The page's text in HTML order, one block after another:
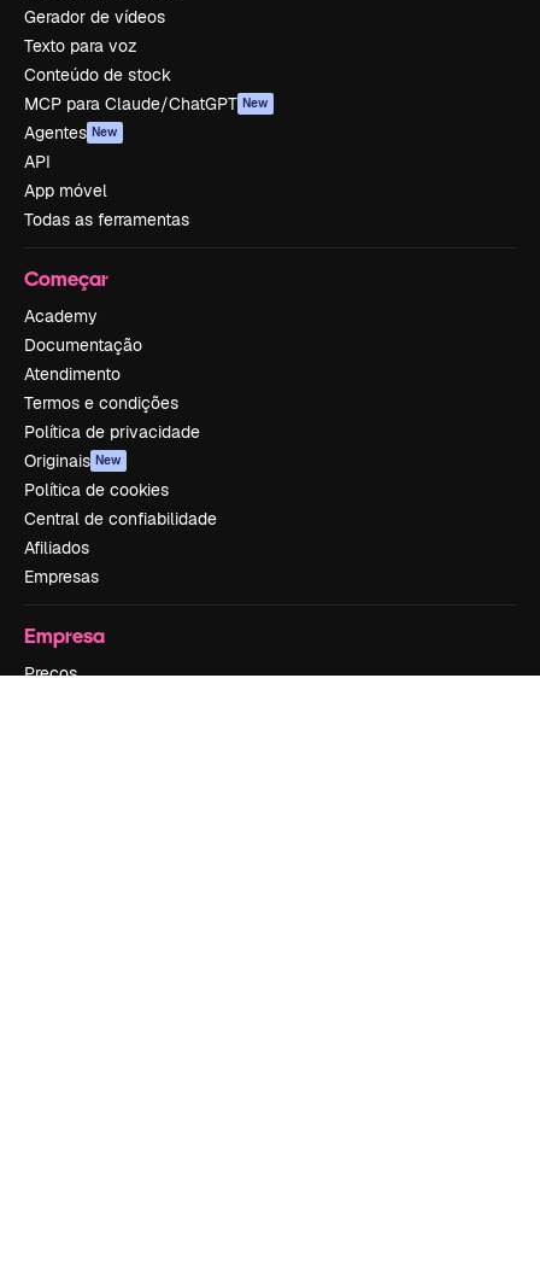
Gerador de vídeos
Texto para voz
Conteúdo de stock
MCP para Claude/ChatGPT New
Agentes New
API
App móvel
Todas as ferramentas
Começar
Academy
Documentação
Atendimento
Termos e condições
Política de privacidade
Originais New
Política de cookies
Central de confiabilidade
Afiliados
Empresas
Empresa
Preços